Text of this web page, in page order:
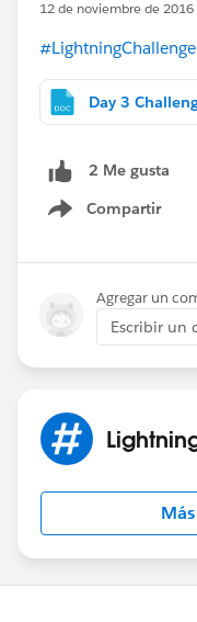
12 de noviembre de 2016
#LightningChallenge
Day 3
2 Me gusta
Compartir
Show menu
Agregar un
Escribir un